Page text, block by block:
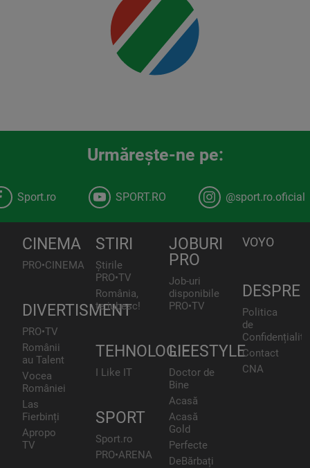
Urmăreşte-ne pe:
Sport.ro SPORT.RO @sport.ro.oficial
CINEMA
PRO•CINEMA
DIVERTISMENT
PRO•TV
Românii
au Talent
Vocea
României
Las
Fierbinți
Apropo
TV
STIRI
Știrile
PRO•TV
România,
te iubesc!
TEHNOLOGIE
I Like IT
SPORT
Sport.ro
PRO•ARENA
JOBURI
PRO
Job-uri
disponibile
PRO•TV
LIFESTYLE
Doctor de
Bine
Acasă
Acasă
Gold
Perfecte
DeBărbați
VOYO
DESPRE
Politica
de
Contact
CNA